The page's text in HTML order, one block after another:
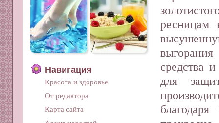
ресницам
средства
для
Навигация
Красота и здоровье
От редактора
Карта сайта